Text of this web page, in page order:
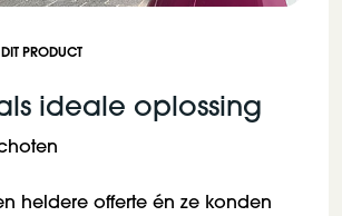
PRODUCT
ideale oplossing
heldere offerte én ze konden